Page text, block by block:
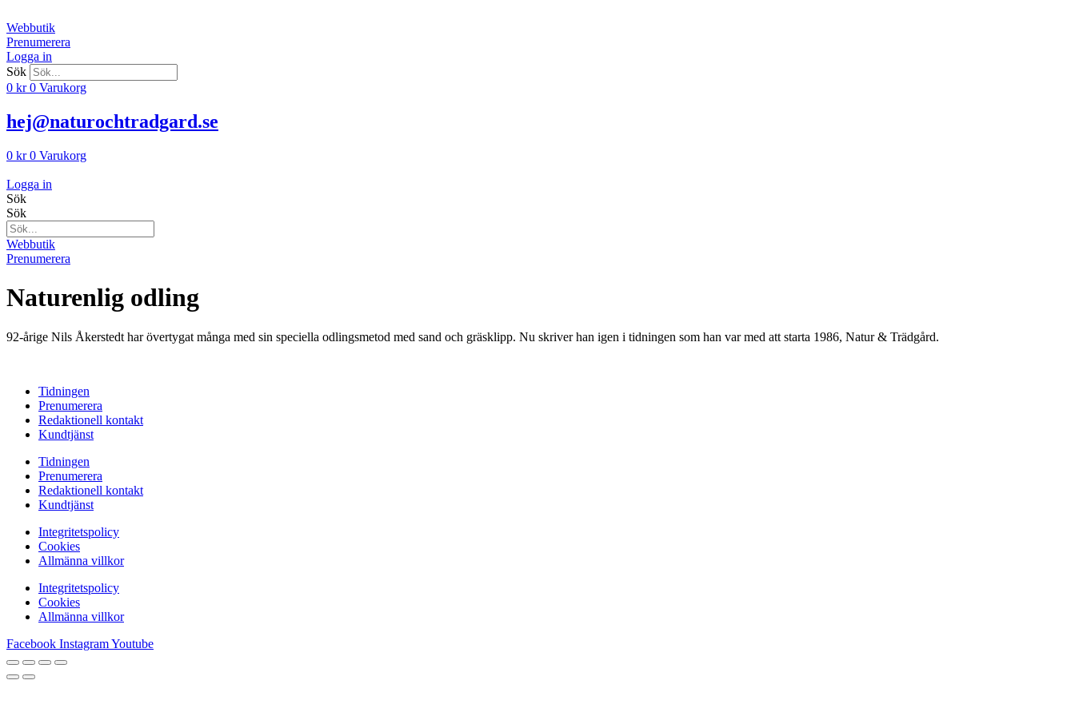
till
innehåll
Webbutik
Prenumerera
Logga in
Sök
0 kr 0 Varukorg
hej@naturochtradgard.se
0 kr 0 Varukorg
Logga in
Sök
Sök
Webbutik
Prenumerera
Naturenlig odling
92-årige Nils Åkerstedt har övertygat många med sin speciella odlingsmetod med sand och gräsklipp. Nu skriver han igen i tidningen som han var med att starta 1986, Natur & Trädgård.
Tidningen
Prenumerera
Redaktionell kontakt
Kundtjänst
Tidningen
Prenumerera
Redaktionell kontakt
Kundtjänst
Integritetspolicy
Cookies
Allmänna villkor
Integritetspolicy
Cookies
Allmänna villkor
Facebook InstagramYoutube